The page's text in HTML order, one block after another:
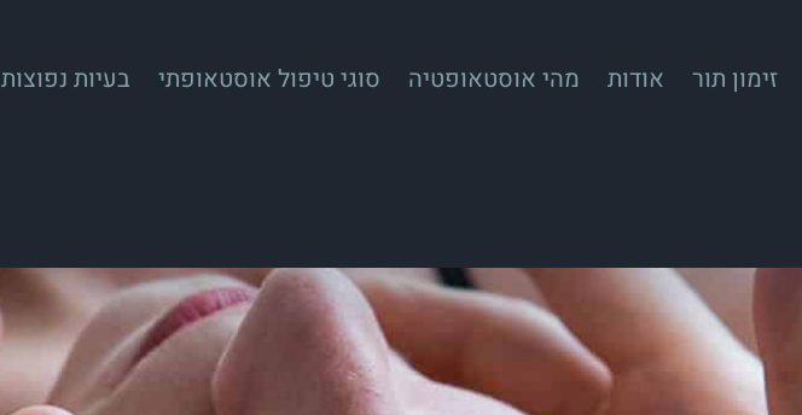
זימון תור אודות מהי אוסטאופטיה סוגי טיפול אוסטאופתי בעיות נפוצות